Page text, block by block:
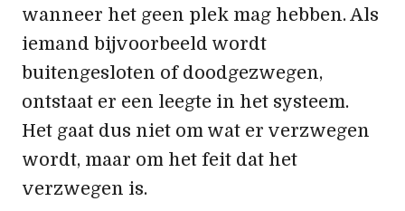
wanneer het geen plek mag hebben. Als
iemand bijvoorbeeld wordt
buitengesloten of doodgezwegen,
ontstaat er een leegte in het systeem.
Het gaat dus niet om wat er verzwegen
wordt, maar om het feit dat het
verzwegen is.